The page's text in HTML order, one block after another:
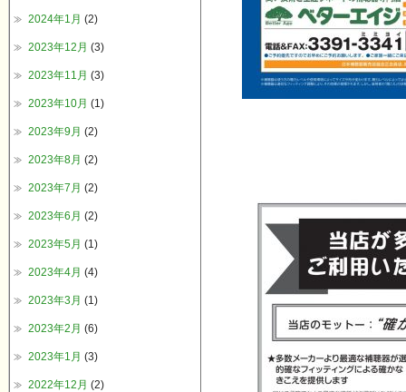
2024年1月 (2)
2023年12月 (3)
2023年11月 (3)
2023年10月 (1)
2023年9月 (2)
2023年8月 (2)
2023年7月 (2)
2023年6月 (2)
2023年5月 (1)
2023年4月 (4)
2023年3月 (1)
2023年2月 (6)
2023年1月 (3)
2022年12月 (2)